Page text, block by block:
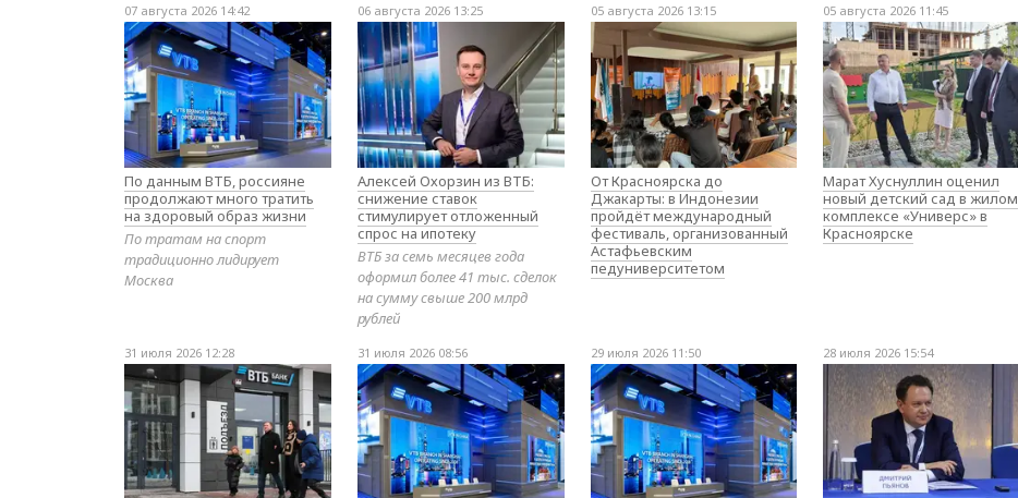
07 августа 2026 14:42
По данным ВТБ, россияне
продолжают много тратить
на здоровый образ жизни
По тратам на спорт
традиционно лидирует
Москва
06 августа 2026 13:25
Алексей Охорзин из ВТБ:
снижение ставок
стимулирует отложенный
спрос на ипотеку
ВТБ за семь месяцев года
оформил более 41 тыс. сделок
на сумму свыше 200 млрд
рублей
05 августа 2026 13:15
От Красноярска до
Джакарты: в Индонезии
пройдёт международный
фестиваль, организованный
Астафьевским
педуниверситетом
05 августа 2026 11:45
Марат Хуснуллин оценил
новый детский сад в жилом
комплексе «Универс» в
Красноярске
31 июля 2026 12:28 31 июля 2026 08:56 29 июля 2026 11:50 28 июля 2026 15:54